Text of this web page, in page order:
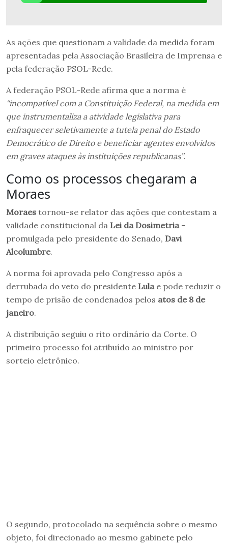
As ações que questionam a validade da medida foram
apresentadas pela Associação Brasileira de Imprensa e
pela federação PSOL-Rede.
A federação PSOL-Rede afirma que a norma é
“incompatível com a Constituição Federal, na medida em
que instrumentaliza a atividade legislativa para
enfraquecer seletivamente a tutela penal do Estado
Democrático de Direito e beneficiar agentes envolvidos
em graves ataques às instituições republicanas”.
Como os processos chegaram a
Moraes
Moraes tornou-se relator das ações que contestam a
validade constitucional da Lei da Dosimetria –
promulgada pelo presidente do Senado, Davi
Alcolumbre.
A norma foi aprovada pelo Congresso após a
derrubada do veto do presidente Lula e pode reduzir o
tempo de prisão de condenados pelos atos de 8 de
janeiro.
A distribuição seguiu o rito ordinário da Corte. O
primeiro processo foi atribuído ao ministro por
sorteio eletrônico.
O segundo, protocolado na sequência sobre o mesmo
objeto, foi direcionado ao mesmo gabinete pelo